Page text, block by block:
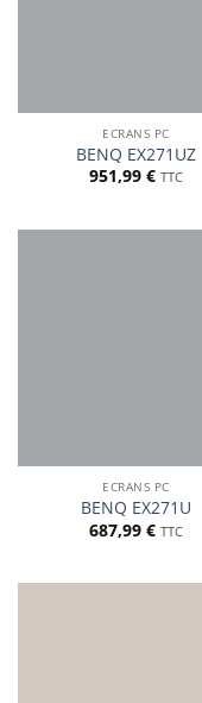
ECRANS PC
BENQ EX271UZ
951,99 € TTC
ECRANS PC
BENQ EX271U
687,99 € TTC